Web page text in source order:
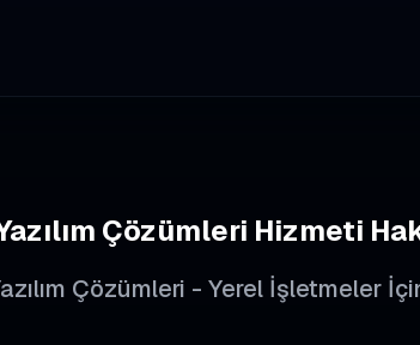
Çözümleri Hizmeti
Çözümleri - Yerel İşletmeler